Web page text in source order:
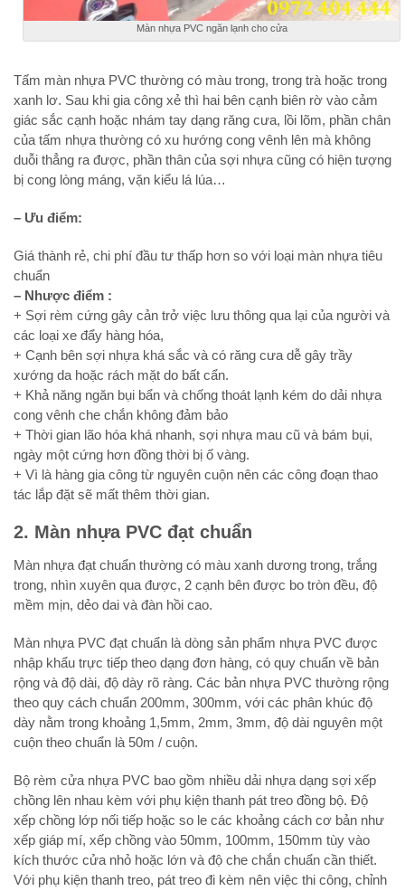
Màn nhựa PVC ngăn lạnh cho cửa
Tấm màn nhựa PVC thường có màu trong, trong trà hoặc trong
xanh lơ. Sau khi gia công xẻ thì hai bên cạnh biên rờ vào cảm
giác sắc cạnh hoặc nhám tay dạng răng cưa, lồi lõm, phần chân
của tấm nhựa thường có xu hướng cong vênh lên mà không
duỗi thẳng ra được, phần thân của sợi nhựa cũng có hiện tượng
bị cong lòng máng, vặn kiểu lá lúa…
– Ưu điểm:
Giá thành rẻ, chi phí đầu tư thấp hơn so với loại màn nhựa tiêu
chuẩn
– Nhược điểm :
+ Sợi rèm cứng gây cản trở việc lưu thông qua lại của người và
các loại xe đẩy hàng hóa,
+ Cạnh bên sợi nhựa khá sắc và có răng cưa dễ gây trầy
xướng da hoặc rách mặt do bất cẩn.
+ Khả năng ngăn bụi bẩn và chống thoát lạnh kém do dải nhựa
cong vênh che chắn không đảm bảo
+ Thời gian lão hóa khá nhanh, sợi nhựa mau cũ và bám bụi,
ngày một cứng hơn đồng thời bị ố vàng.
+ Vì là hàng gia công từ nguyên cuộn nên các công đoạn thao
tác lắp đặt sẽ mất thêm thời gian.
2. Màn nhựa PVC đạt chuẩn
Màn nhựa đạt chuẩn thường có màu xanh dương trong, trắng
trong, nhìn xuyên qua được, 2 cạnh bên được bo tròn đều, độ
mềm mịn, dẻo dai và đàn hồi cao.
Màn nhựa PVC đạt chuẩn là dòng sản phẩm nhựa PVC được
nhập khẩu trực tiếp theo dạng đơn hàng, có quy chuẩn về bản
rộng và độ dài, độ dày rõ ràng. Các bản nhựa PVC thường rộng
theo quy cách chuẩn 200mm, 300mm, với các phân khúc độ
dày nằm trong khoảng 1,5mm, 2mm, 3mm, độ dài nguyên một
cuộn theo chuẩn là 50m / cuộn.
Bộ rèm cửa nhựa PVC bao gồm nhiều dải nhựa dạng sợi xếp
chồng lên nhau kèm với phụ kiện thanh pát treo đồng bộ. Độ
xếp chồng lớp nối tiếp hoặc so le các khoảng cách cơ bản như
xếp giáp mí, xếp chồng vào 50mm, 100mm, 150mm tùy vào
kích thước cửa nhỏ hoặc lớn và độ che chắn chuẩn cần thiết.
Với phụ kiện thanh treo, pát treo đi kèm nên việc thi công, chỉnh